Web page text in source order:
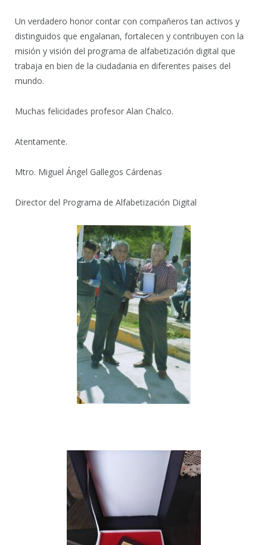
Un verdadero honor contar con compañeros tan activos y
distinguidos que engalanan, fortalecen y contribuyen con la
misión y visión del programa de alfabetización digital que
trabaja en bien de la ciudadania en diferentes paises del
mundo.
Muchas felicidades profesor Alan Chalco.
Atentamente.
Mtro. Miguel Ángel Gallegos Cárdenas
Director del Programa de Alfabetización Digital